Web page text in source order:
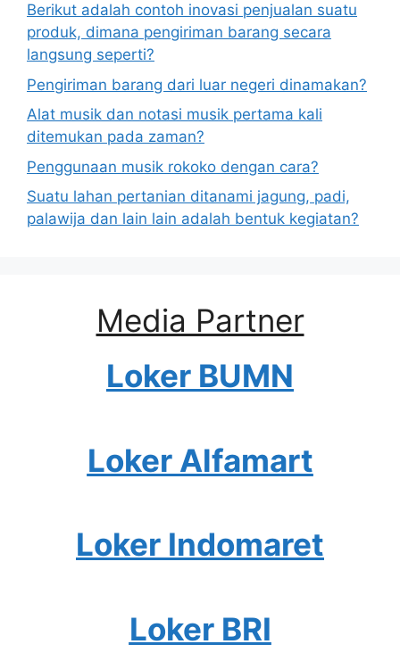
Berikut adalah contoh inovasi penjualan suatu
produk, dimana pengiriman barang secara
langsung seperti?
Pengiriman barang dari luar negeri dinamakan?
Alat musik dan notasi musik pertama kali
ditemukan pada zaman?
Penggunaan musik rokoko dengan cara?
Suatu lahan pertanian ditanami jagung, padi,
palawija dan lain lain adalah bentuk kegiatan?
Media Partner
Loker BUMN
Loker Alfamart
Loker Indomaret
Loker BRI